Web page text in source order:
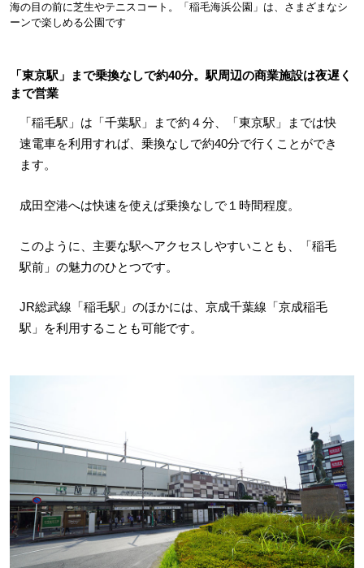
海の目の前に芝生やテニスコート。「稲毛海浜公園」は、さまざまなシ
ーンで楽しめる公園です
「東京駅」まで乗換なしで約40分。駅周辺の商業施設は夜遅く
まで営業
「稲毛駅」は「千葉駅」まで約４分、「東京駅」までは快
速電車を利用すれば、乗換なしで約40分で行くことができ
ます。
成田空港へは快速を使えば乗換なしで１時間程度。
このように、主要な駅へアクセスしやすいことも、「稲毛
駅前」の魅力のひとつです。
JR総武線「稲毛駅」のほかには、京成千葉線「京成稲毛
駅」を利用することも可能です。